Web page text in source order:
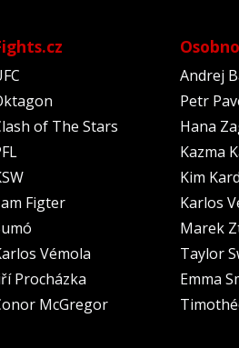
of The Stars
Figter
Vémola
Procházka
McGregor
Andrej
Petr
Hana
Kazma
Kim
Karlos
Marek
Taylor
Emma